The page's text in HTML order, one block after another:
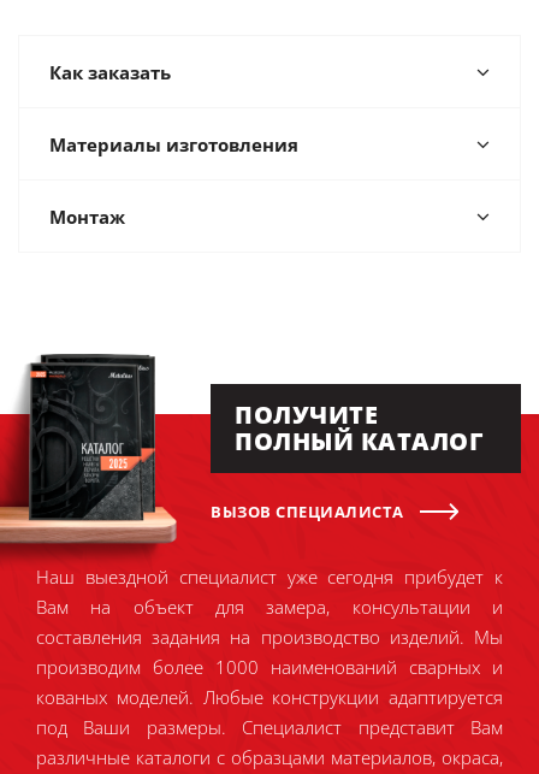
Как заказать
Материалы изготовления
Монтаж
ПОЛУЧИТЕ
ПОЛНЫЙ КАТАЛОГ
ВЫЗОВ СПЕЦИАЛИСТА
Наш выездной специалист уже сегодня прибудет к
Вам на объект для замера, консультации и
составления задания на производство изделий. Мы
производим более 1000 наименований сварных и
кованых моделей. Любые конструкции адаптируется
под Ваши размеры. Специалист представит Вам
различные каталоги с образцами материалов, окраса,